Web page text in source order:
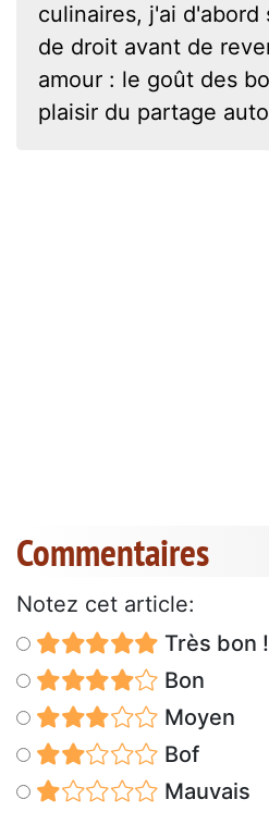
culinaires, j'ai
de droit avant de
amour : le goût des
plaisir du partage
Commentaires
Notez cet article:
Très bon !
Bon
Moyen
Bof
Mauvais